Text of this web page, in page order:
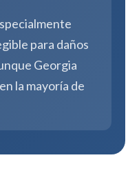
para daños
Georgia
la mayoría de